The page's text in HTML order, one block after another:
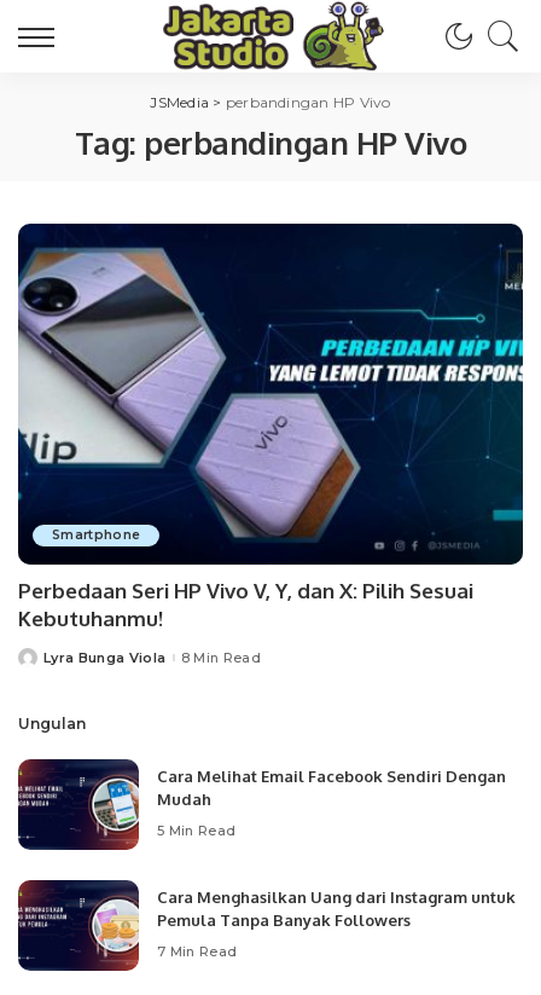
JSMedia > perbandingan HP Vivo
Tag: perbandingan HP Vivo
Smartphone
Perbedaan Seri HP Vivo V, Y, dan X: Pilih Sesuai
Kebutuhanmu!
PostedLyra Bunga Viola 8 Min Read
Ungulan
Cara Melihat Email Facebook Sendiri Dengan
Mudah
5 Min Read
Cara Menghasilkan Uang dari Instagram untuk
Pemula Tanpa Banyak Followers
7 Min Read